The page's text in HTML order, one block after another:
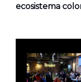
ecosistema